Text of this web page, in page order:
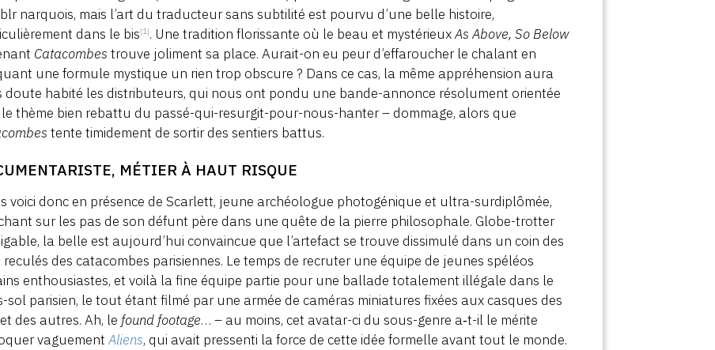
narquois, mais l’art du traducteur sans subtilité est pourvu d’une belle histoire,
dans le bis[1]. Une tradition florissante où le beau et mystérieuxAs Above, So Below
Catacombes trouve joliment sa place. Aurait-on eu peur d’effaroucher le chalant en
une formule mystique un rien trop obscure ? Dans ce cas, la même appréhension aura
doute habité les distributeurs, qui nous ont pondu une bande-annonce résolument orientée
le thème bien rebattu du passé-qui-resurgit-pour-nous-hanter – dommage, alors que
tente timidement de sortir des sentiers battus.
MÉTIER À HAUT RISQUE
voici donc en présence de Scarlett, jeune archéologue photogénique et ultra-surdiplômée,
sur les pas de son défunt père dans une quête de la pierre philosophale. Globe-trotter
la belle est aujourd’hui convaincue que l’artefact se trouve dissimulé dans un coin des
des catacombes parisiennes. Le temps de recruter une équipe de jeunes spéléos
enthousiastes, et voilà la fine équipe partie pour une ballade totalement illégale dans le
sol parisien, le tout étant filmé par une armée de caméras miniatures fixées aux casques des
des autres. Ah, le found footage… – au moins, cet avatar-ci du sous-genre a‑t-il le mérite
vaguementAliens, qui avait pressenti la force de cette idée formelle avant tout le monde.